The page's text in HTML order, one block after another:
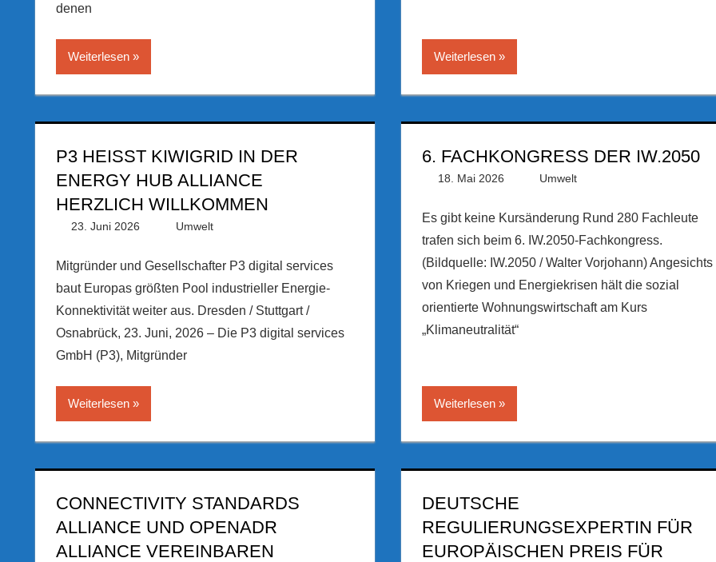
denen
Weiterlesen Weiterlesen
P3 HEISST KIWIGRID IN DER E
NERGY HUB ALLIANCE H
ERZLICH WILLKOMMEN
23. Juni 2026 PRGateway
Umwelt
Mitgründer und Gesellschafter P3 digital services
baut Europas größten Pool industrieller Energie-
Konnektivität weiter aus. Dresden / Stuttgart /
Osnabrück, 23. Juni, 2026 – Die P3 digital services
GmbH (P3), Mitgründer
Weiterlesen
6. FACHKONGRESS DER IW.2050
18. Mai 2026 PRGateway
Umwelt
Es gibt keine Kursänderung Rund 280 Fachleute
trafen sich beim 6. IW.2050-Fachkongress.
(Bildquelle: IW.2050 / Walter Vorjohann) Angesichts
von Kriegen und Energiekrisen hält die sozial
orientierte Wohnungswirtschaft am Kurs
„Klimaneutralität“
Weiterlesen
CONNECTIVITY STANDARDS
ALLIANCE UND OPENADR
ALLIANCE VEREINBAREN
DEUTSCHE
REGULIERUNGSEXPERTIN FÜR
EUROPÄISCHEN PREIS FÜR